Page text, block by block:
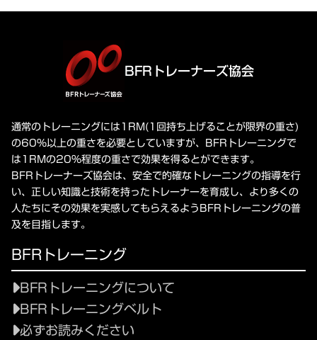
BFRトレーナーズ協会
通常のトレーニングには1RM(1回持ち上げることが限界の重さ)
の60%以上の重さを必要としていますが、BFRトレーニングで
は1RMの20%程度の重さで効果を得るとができます。
BFRトレーナーズ協会は、安全で的確なトレーニングの指導を行
い、正しい知識と技術を持ったトレーナーを育成し、より多くの
人たちにその効果を実感してもらえるようBFRトレーニングの普
及を目指します。
BFRトレーニング
BFRトレーニングについて
BFRトレーニングベルト
必ずお読みください